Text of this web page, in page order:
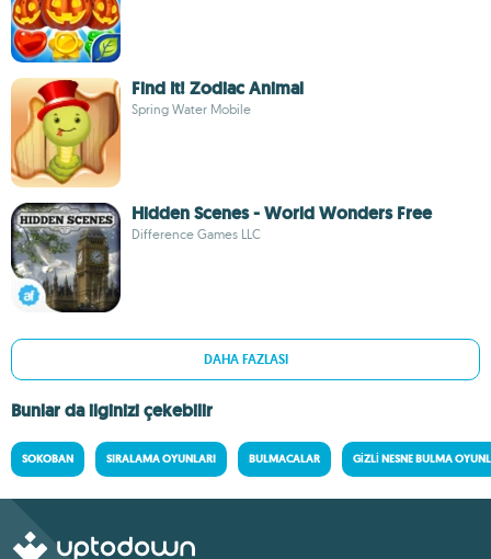
Find It! Zodiac Animal
Spring Water Mobile
Hidden Scenes - World Wonders Free
Difference Games LLC
DAHA FAZLASI
Bunlar da ilginizi çekebilir
SOKOBAN SIRALAMA OYUNLARI BULMACALAR GIZLI NESNE BULMA